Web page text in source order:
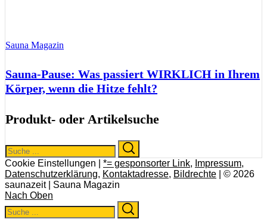
Sauna Magazin
Sauna-Pause: Was passiert WIRKLICH in Ihrem
Körper, wenn die Hitze fehlt?
Produkt- oder Artikelsuche
Search
for:
Cookie Einstellungen | *= gesponsorter Link, Impressum,
Datenschutzerklärung, Kontaktadresse, Bildrechte | © 2026
saunazeit | Sauna Magazin
Nach Oben
Search
for: